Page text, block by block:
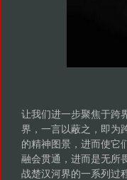
让我们进一步聚焦于跨
界，一言以蔽之，即为
的精神图景，进而使它
融会贯通，进而是无所
战楚汉河界的一系列过